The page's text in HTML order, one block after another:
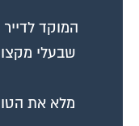
המוקד
שבעלי
מלא את